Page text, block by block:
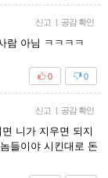
신고 | 공감 확인
람 아님 ㅋㅋㅋㅋ
0
0
신고 | 공감 확인
니가 지우면 되지
들이야 시킨대로 돈